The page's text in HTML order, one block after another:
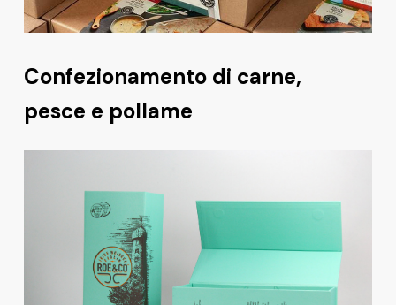
Confezionamento di carne,
pesce e pollame